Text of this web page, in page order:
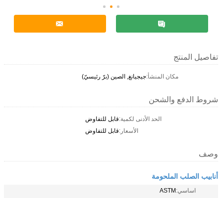
تفاصيل المنتج
مكان المنشأ:جيجيانغ, الصين (برّ رئيسيّ)
شروط الدفع والشحن
الحد الأدنى لكمية:قابل للتفاوض
الأسعار:قابل للتفاوض
وصف
أنابيب الصلب الملحومة
اساسي:ASTM